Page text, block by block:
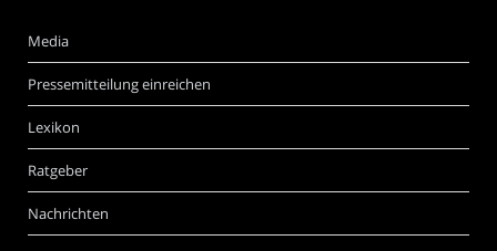
Media
Pressemitteilung einreichen
Lexikon
Ratgeber
Nachrichten